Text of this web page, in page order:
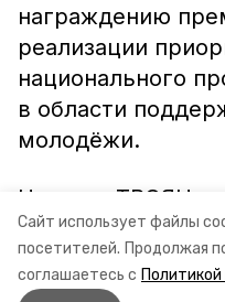
Сайт использует файлы
посетителей. Продолжая
соглашаетесь с
награждению
реализации
национального
в области
молодёжи.
Наталья ТРОЯН,
Фото автора.